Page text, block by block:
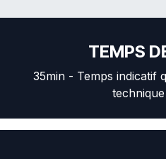
TEMPS
35min - Temps indicatif